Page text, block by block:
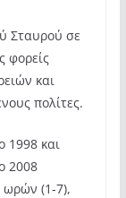
Σταυρού σε
φορείς
και
πολίτες.
1998 και
2008
ωρών (1-7),